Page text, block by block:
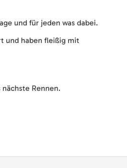
und für jeden was dabei.
und haben fleißig mit
Rennen.